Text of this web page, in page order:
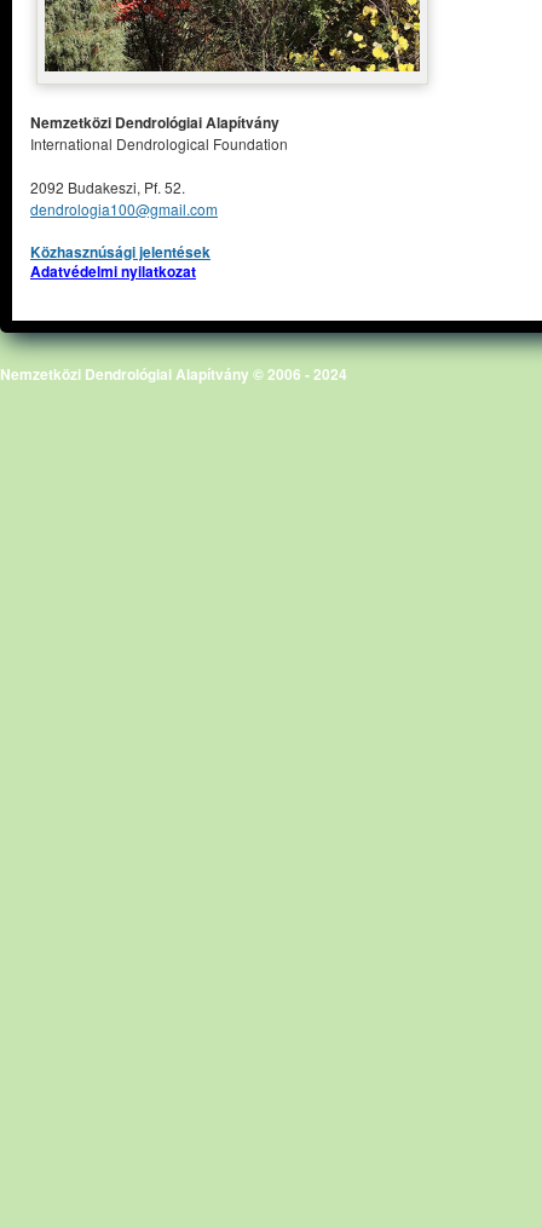
Nemzetközi Dendrológiai Alapítvány
International Dendrological Foundation
2092 Budakeszi, Pf. 52.
dendrologia100@gmail.com
Közhasznúsági jelentések
Adatvédelmi nyilatkozat
Nemzetközi Dendrológiai Alapítvány © 2006 - 2024